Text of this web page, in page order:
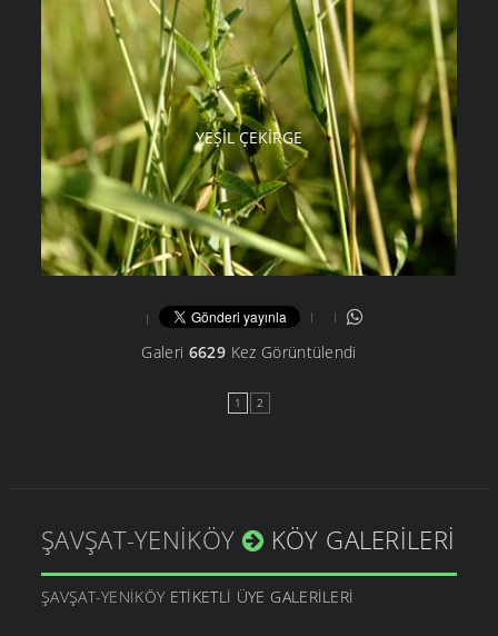
YEŞIL ÇEKIRGE
Galeri 6629Kez Görüntülendi
1 2
ŞAVŞAT-YENIKÖY KÖY GALERILERI
ŞAVŞAT-YENIKÖY ETIKETLI ÜYE GALERILERI